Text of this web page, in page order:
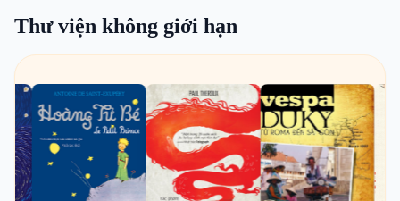
Thư viện không giới hạn